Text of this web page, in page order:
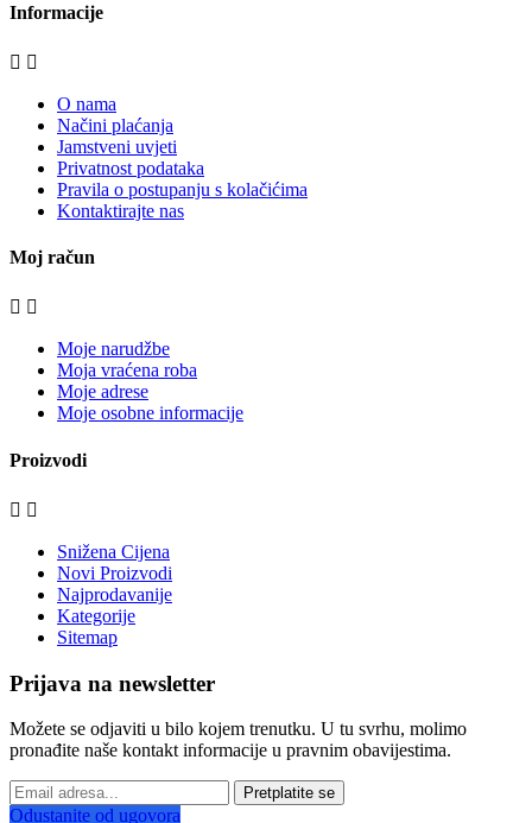
Informacije
 
O nama
Načini plaćanja
Jamstveni uvjeti
Privatnost podataka
Pravila o postupanju s kolačićima
Kontaktirajte nas
Moj račun
 
Moje narudžbe
Moja vraćena roba
Moje adrese
Moje osobne informacije
Proizvodi
 
Snižena Cijena
Novi Proizvodi
Najprodavanije
Kategorije
Sitemap
Prijava na newsletter
Možete se odjaviti u bilo kojem trenutku. U tu svrhu, molimo
pronađite naše kontakt informacije u pravnim obavijestima.
Pretplatite se
Odustanite od ugovora